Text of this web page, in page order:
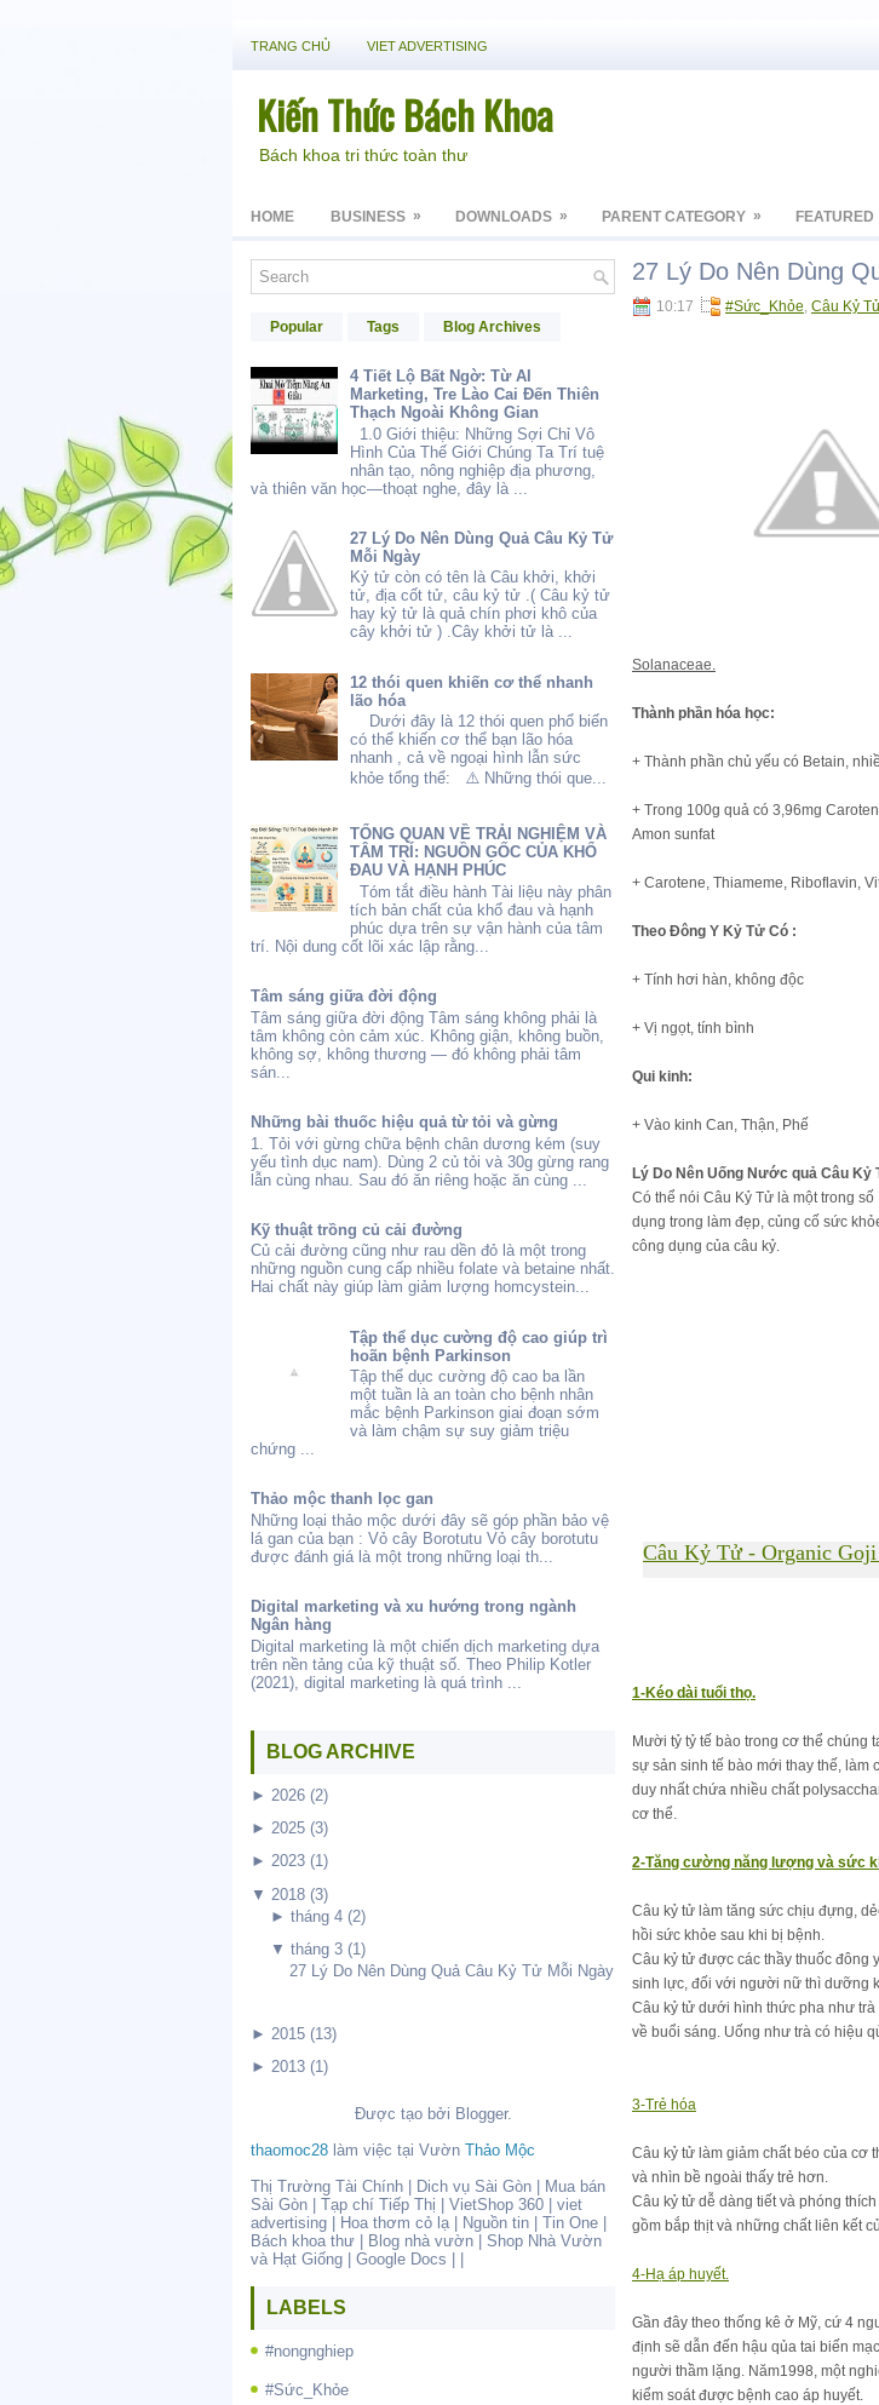
TRANG CHỦ VIET ADVERTISING
Kiến Thức Bách Khoa
Bách khoa tri thức toàn thư
HOME BUSINESS » DOWNLOADS » PARENT CATEGORY » FEATURED
Popular Tags Blog Archives
4 Tiết Lộ Bất Ngờ: Từ AI
Marketing, Tre Lào Cai Đến Thiên
Thạch Ngoài Không Gian
1.0 Giới thiệu: Những Sợi Chỉ Vô
Hình Của Thế Giới Chúng Ta Trí tuệ
nhân tạo, nông nghiệp địa phương,
và thiên văn học—thoạt nghe, đây là ...
27 Lý Do Nên Dùng Quả Câu Kỷ Tử
Mỗi Ngày
Kỷ tử còn có tên là Câu khởi, khởi
tử, địa cốt tử, câu kỷ tử .( Câu kỷ tử
hay kỷ tử là quả chín phơi khô của
cây khởi tử ) .Cây khởi tử là ...
12 thói quen khiến cơ thể nhanh
lão hóa
Dưới đây là 12 thói quen phổ biến
có thể khiến cơ thể bạn lão hóa
nhanh , cả về ngoại hình lẫn sức
khỏe tổng thể: ⚠️ Những thói que...
TỔNG QUAN VỀ TRẢI NGHIỆM VÀ
TÂM TRÍ: NGUỒN GỐC CỦA KHỔ
ĐAU VÀ HẠNH PHÚC
Tóm tắt điều hành Tài liệu này phân
tích bản chất của khổ đau và hạnh
phúc dựa trên sự vận hành của tâm
trí. Nội dung cốt lõi xác lập rằng...
Tâm sáng giữa đời động
Tâm sáng giữa đời động Tâm sáng không phải là
tâm không còn cảm xúc. Không giận, không buồn,
không sợ, không thương — đó không phải tâm
sán...
Những bài thuốc hiệu quả từ tỏi và gừng
1. Tỏi với gừng chữa bệnh chân dương kém (suy
yếu tình dục nam). Dùng 2 củ tỏi và 30g gừng rang
lẫn cùng nhau. Sau đó ăn riêng hoặc ăn cùng ...
Kỹ thuật trồng củ cải đường
Củ cải đường cũng như rau dền đỏ là một trong
những nguồn cung cấp nhiều folate và betaine nhất.
Hai chất này giúp làm giảm lượng homcystein...
Tập thể dục cường độ cao giúp trì
hoãn bệnh Parkinson
Tập thể dục cường độ cao ba lần
một tuần là an toàn cho bệnh nhân
mắc bệnh Parkinson giai đoạn sớm
và làm chậm sự suy giảm triệu
chứng ...
Thảo mộc thanh lọc gan
Những loại thảo mộc dưới đây sẽ góp phần bảo vệ
lá gan của bạn : Vỏ cây Borotutu Vỏ cây borotutu
được đánh giá là một trong những loại th...
Digital marketing và xu hướng trong ngành
Ngân hàng
Digital marketing là một chiến dịch marketing dựa
trên nền tảng của kỹ thuật số. Theo Philip Kotler
(2021), digital marketing là quá trình ...
BLOG ARCHIVE
► 2026 (2)
► 2025 (3)
► 2023 (1)
▼ 2018 (3)
► tháng 4 (2)
▼ tháng 3 (1)
27 Lý Do Nên Dùng Quả Câu Kỷ Tử Mỗi Ngày
► 2015 (13)
► 2013 (1)
Được tạo bởi Blogger.
thaomoc28 làm việc tại Vườn Thảo Mộc
Thị Trường Tài Chính
Dich vụ Sài Gòn
Mua bán
Sài Gòn
Tạp chí Tiếp Thị VietShop 360
viet
advertising
Hoa thơm cỏ lạ| Nguồn tin Tin One
Bách khoa thư
Blog nhà vườn
Shop Nhà Vườn
và Hạt Giống
Google Docs
LABELS
#nongnghiep
#Sức_Khỏe
27 Lý Do Nên Dùng
10:17 #Sức_Khỏe, Câu Kỷ
Solanaceae.
Thành phần hóa học:
+ Thành phần chủ yếu có Betain,
+ Trong 100g quả có 3,96mg
Amon sunfat
+ Carotene, Thiameme, Riboflavin,
Theo Đông Y Kỷ Tử Có :
+ Tính hơi hàn, không độc
+ Vị ngọt, tính bình
Qui kinh:
+ Vào kinh Can, Thận, Phế
Lý Do Nên Uống Nước quả Câu Kỷ
Có thể nói Câu Kỷ Tử là một trong
dụng trong làm đẹp, củng cố sức
công dụng của câu kỷ.
Câu Kỷ Tử - Organic
1-Kéo dài tuổi thọ.
Mười tỷ tỷ tế bào trong cơ thể chúng
sự sản sinh tế bào mới thay thế,
duy nhất chứa nhiều chất
cơ thể.
2-Tăng cường năng lượng và sức
Câu kỷ tử làm tăng sức chịu đựng,
hồi sức khỏe sau khi bị bệnh.
Câu kỷ tử được các thầy thuốc đông
sinh lực, đối với người nữ thì dưỡng
Câu kỷ tử dưới hình thức pha như
về buổi sáng. Uống như trà có hiệu
3-Trẻ hóa
Câu kỷ tử làm giảm chất béo của cơ
và nhìn bề ngoài thấy trẻ hơn.
Câu kỷ tử dễ dàng tiết và phóng
gồm bắp thịt và những chất liên kết
4-Hạ áp huyết.
Gần đây theo thống kê ở Mỹ, cứ 4
định sẽ dẫn đến hậu qủa tai biến
người thầm lặng. Năm1998, một
kiểm soát được bệnh cao áp huyết.